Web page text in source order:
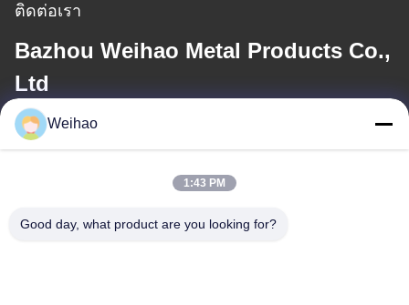
ติดต่อเรา
Bazhou Weihao Metal Products Co.,
Ltd
อีเมล
Weihao
1:43 PM
Good day, what product are you looking for?